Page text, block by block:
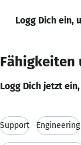
Logg Dich ein,
Fähigkeiten
Logg Dich jetzt
Support Engineering